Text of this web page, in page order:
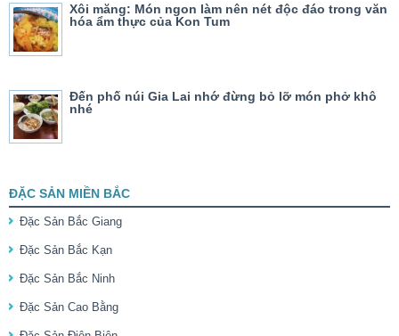
Xôi măng: Món ngon làm nên nét độc đáo trong văn
hóa ẩm thực của Kon Tum
Đến phố núi Gia Lai nhớ đừng bỏ lỡ món phở khô
nhé
ĐẶC SẢN MIỀN BẮC
Đặc Sản Bắc Giang
Đặc Sản Bắc Kạn
Đặc Sản Bắc Ninh
Đặc Sản Cao Bằng